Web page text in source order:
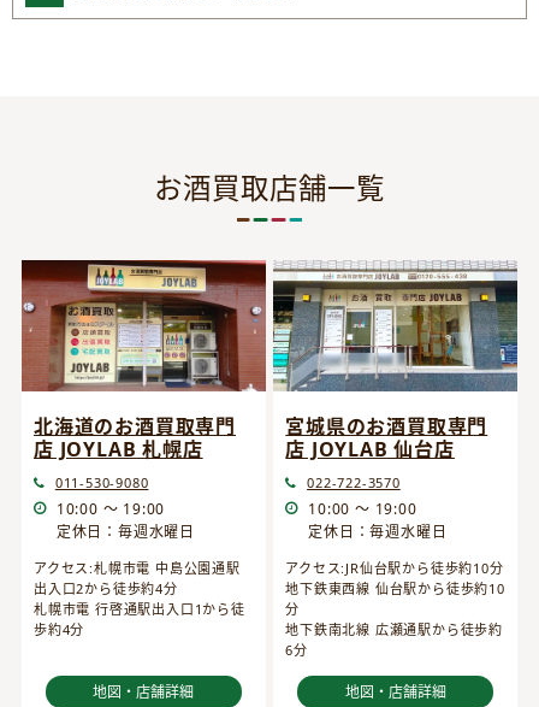
お酒買取店舗一覧
北海道のお酒買取専門
店 JOYLAB 札幌店
011-530-9080
10:00 ～ 19:00
定休日：毎週水曜日
アクセス:札幌市電 中島公園通駅
出入口2から徒歩約4分
札幌市電 行啓通駅出入口1から徒
歩約4分
地図・店舗詳細
宮城県のお酒買取専門
店 JOYLAB 仙台店
022-722-3570
10:00 ～ 19:00
定休日：毎週水曜日
アクセス:JR仙台駅から徒歩約10分
地下鉄東西線 仙台駅から徒歩約10
分
地下鉄南北線 広瀬通駅から徒歩約
6分
地図・店舗詳細